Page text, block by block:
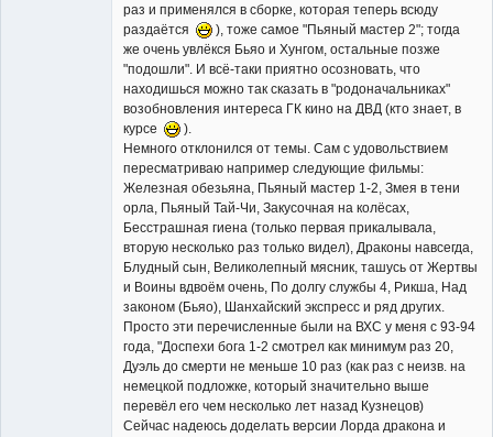
раз и применялся в сборке, которая теперь всюду
раздаётся
), тоже самое "Пьяный мастер 2"; тогда
же очень увлёкся Бьяо и Хунгом, остальные позже
"подошли". И всё-таки приятно осозновать, что
находишься можно так сказать в "родоначальниках"
возобновления интереса ГК кино на ДВД (кто знает, в
курсе
).
Немного отклонился от темы. Сам с удовольствием
пересматриваю например следующие фильмы:
Железная обезьяна, Пьяный мастер 1-2, Змея в тени
орла, Пьяный Тай-Чи, Закусочная на колёсах,
Бесстрашная гиена (только первая прикалывала,
вторую несколько раз только видел), Драконы навсегда,
Блудный сын, Великолепный мясник, ташусь от Жертвы
и Воины вдвоём очень, По долгу службы 4, Рикша, Над
законом (Бьяо), Шанхайский экспресс и ряд других.
Просто эти перечисленные были на ВХС у меня с 93-94
года, "Доспехи бога 1-2 смотрел как минимум раз 20,
Дуэль до смерти не меньше 10 раз (как раз с неизв. на
немецкой подложке, который значительно выше
перевёл его чем несколько лет назад Кузнецов)
Сейчас надеюсь доделать версии Лорда дракона и